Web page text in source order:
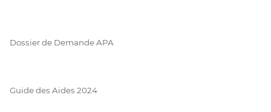
Dossier de Demande APA
Guide des Aides 2024